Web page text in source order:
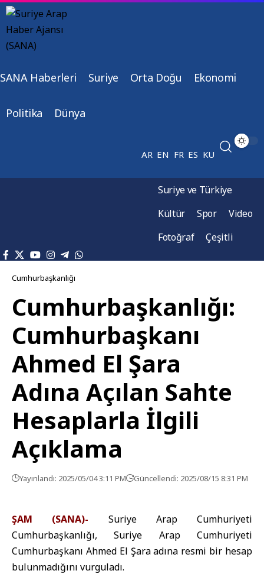
SANA Haberleri Suriye Orta Doğu Ekonomi
Politika Dünya
AR EN FR ES KU
Suriye ve Türkiye
Kültür
Spor
Video
Fotoğraf
Çeşitli
Cumhurbaşkanlığı
Cumhurbaşkanlığı:
Cumhurbaşkanı
Ahmed El Şara
Adına Açılan Sahte
Hesaplarla İlgili
Açıklama
Yayınlandı: 2025/05/04 3:11 PM Güncellendi: 2025/08/15 8:31 PM
ŞAM (SANA)- Suriye Arap Cumhuriyeti
Cumhurbaşkanlığı, Suriye Arap Cumhuriyeti
Cumhurbaşkanı Ahmed El Şara adına resmi bir hesap
bulunmadığını vurguladı.